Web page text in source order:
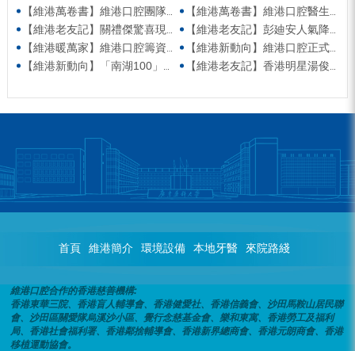
【維港萬卷書】維港口腔團隊走進香港書展 感受閱讀力量拓寬專業視野
【維港萬卷書】維港口腔醫生團隊受邀參與美國登士柏西諾德專題研討 聚焦無牙頜種植修復前沿策略
【維港老友記】關禮傑驚喜現身維港口腔出任明星一日CEO 即場演繹同分享經驗！
【維港老友記】彭廸安人氣降臨維港口腔任明星一日店長 勁歌熱舞快閃表演點燃全場！
【維港暖萬家】維港口腔籌資捐款援助廣西洪澇災區 攜手香港廣西南寧同鄉會共獻愛心
【維港新動向】維港口腔正式獲聘為「羅湖區社會醫療機構行業協會監事單位」
【維港新動向】「南湖100」品牌發佈會 維港口腔獲評「突出貢獻企業」殊榮
【維港老友記】香港明星湯俊明驚喜現身維港口腔 擔任明星一日店長！
首頁 維港簡介 環境設備 本地牙醫 來院路綫
維港口腔合作的香港慈善機構:
香港東華三院、香港盲人輔導會、香港健愛社、香港信義會、沙田馬鞍山居民聯
會、沙田區關愛隊烏溪沙小區、覺行念慈基金會、樂和東寓、香港勞工及福利
局、香港社會福利署、香港鄰捨輔導會、香港新界總商會、香港元朗商會、香港
移植運動協會。